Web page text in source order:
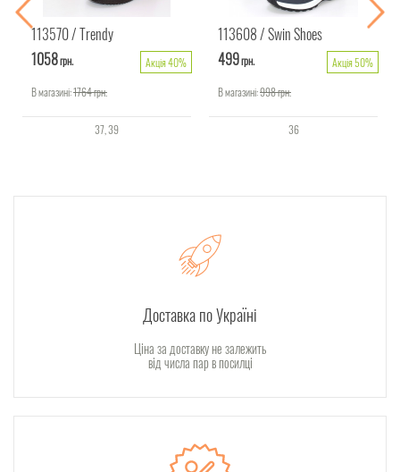
113570 Trendy
1058грн.
Акція 40%
В магазині:1764грн.
37 39
113608 Swin Shoes
499грн.
Акція 50%
В магазині:998грн.
36
Доставка по Україні
Ціна за доставку не залежить
від числа пар в посилці